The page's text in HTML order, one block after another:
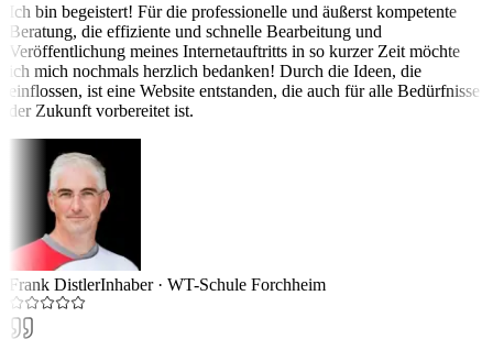
Ich bin begeistert! Für die professionelle und äußerst kompetente
Beratung, die effiziente und schnelle Bearbeitung und
Veröffentlichung meines Internetauftritts in so kurzer Zeit möchte
ich mich nochmals herzlich bedanken! Durch die Ideen, die
einflossen, ist eine Website entstanden, die auch für alle Bedürfnisse
der Zukunft vorbereitet ist.
Frank DistlerInhaber· WT-Schule Forchheim